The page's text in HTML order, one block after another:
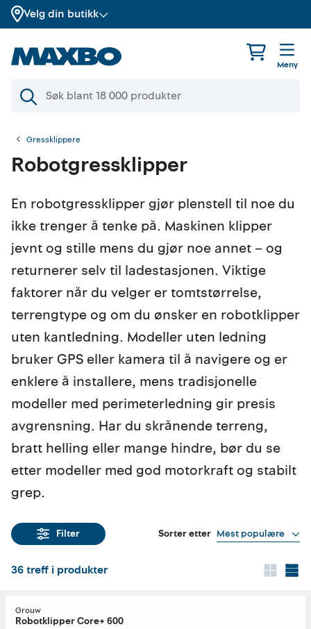
Velg din butikk
Meny
Gressklippere
Robotgressklipper
En robotgressklipper gjør plenstell til noe du
ikke trenger å tenke på. Maskinen klipper
jevnt og stille mens du gjør noe annet – og
returnerer selv til ladestasjonen. Viktige
faktorer når du velger er tomtstørrelse,
terrengtype og om du ønsker en robotklipper
uten kantledning. Modeller uten ledning
bruker GPS eller kamera til å navigere og er
enklere å installere, mens tradisjonelle
modeller med perimeterledning gir presis
avgrensning. Har du skrånende terreng,
bratt helling eller mange hindre, bør du se
etter modeller med god motorkraft og stabilt
grep.
Filter Sorter etter Mest populære
36treff i produkter
Grouw
Robotklipper Core+ 600